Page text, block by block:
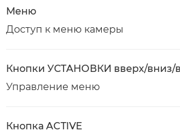
Меню
Доступ к меню камеры
Кнопки УСТАНОВКИ вверх/вниз/
Управление меню
Кнопка ACTIVE